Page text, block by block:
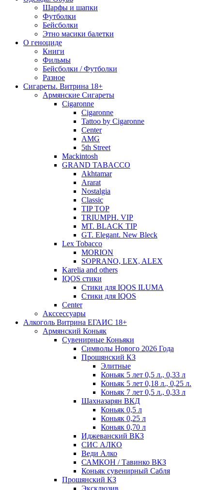
Шарфы и шапки
Футболки
Бейсболки
Этно масики балетки
О геноциде
Книги
Фильмы
Бейсболки / Футболки
Разное
Сигареты. Витрина 18+
Армянские Сигареты
Cigaronne
Cigaronne
Tattoo by Cigaronne
Center
AMG
5th Street
Mackintosh
GRAND TABACCO
Akhtamar
Ararat
Nostalgia
Classic
TIP TOP
TRIUMPH. VIP
MT. BLACK TIP
GT. Elegant. New Bleck
Lex Tobacco
MORION
SOPRANO, LEX, ALEX
Karelia and others
IQOS стики
Стики для IQOS ILUMA
Стики для IQOS
Сenter
Акссессуары
Алкоголь Витрина ЕГАИС 18+
Армянский Коньяк
Сувенирные Коньяки
Символы Нового 2026 Года
Прошянский КЗ
Элитные
Коньяк 5 лет 0,5 л., 0,33 л
Коньяк 5 лет 0,18 л., 0,25 л.
Коньяк 7 лет 0,5 л., 0,33 л
Шахназарян ВКД
Коньяк 0,5 л
Коньяк 0,25 л
Коньяк 0,70 л
Иджеванский ВКЗ
СИС АЛКО
Веди Алко
САМКОН / Тавинко ВКЗ
Коньяк сувенирный Сабля
Прошянский КЗ
Эксклюзив